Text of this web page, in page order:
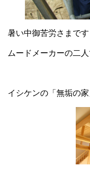
暑い中御苦労さまです
ムードメーカーの二
イシケンの 「無垢の家